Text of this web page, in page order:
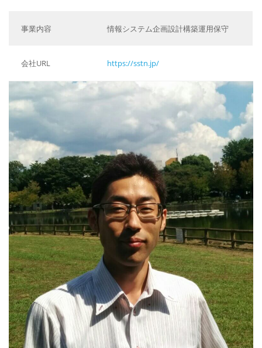
事業内容 情報システム企画設計構築運用保守
会社URL https://sstn.jp/